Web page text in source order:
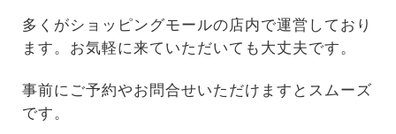
多くがショッピングモールの店内で運営しており
ます。お気軽に来ていただいても大丈夫です。
事前にご予約やお問合せいただけますとスムーズ
です。